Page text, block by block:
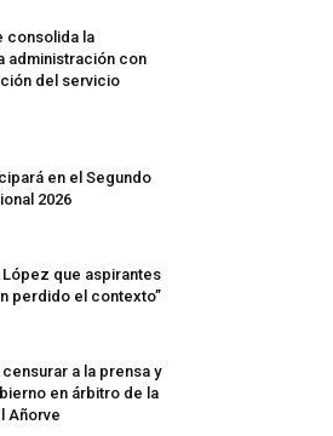
consolida la
administración con
del servicio
en el Segundo
2026
que aspirantes
perdido el contexto”
a la prensa y
en árbitro de la
Añorve